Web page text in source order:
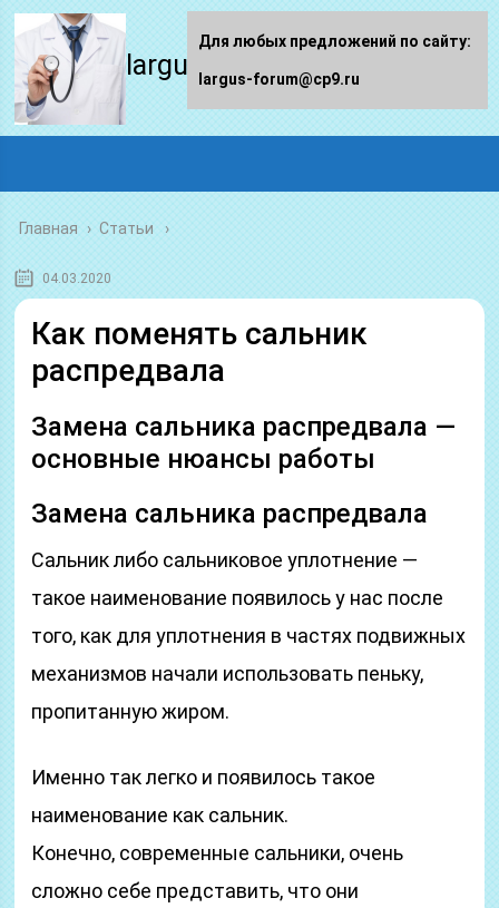
largus-forum.ru
Главная › Статьи
04.03.2020
Как поменять сальник
распредвала
Замена сальника распредвала —
основные нюансы работы
Замена сальника распредвала
Сальник либо сальниковое уплотнение —
такое наименование появилось у нас после
того, как для уплотнения в частях подвижных
механизмов начали использовать пеньку,
пропитанную жиром.
Именно так легко и появилось такое
наименование как сальник.
Конечно, современные сальники, очень
сложно себе представить, что они
Для любых предложений по сайту:
largus-forum@cp9.ru